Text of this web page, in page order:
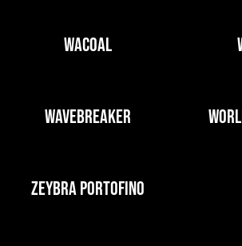
WACOAL
WAVEBREAKER
ZEYBRA PORTOFINO